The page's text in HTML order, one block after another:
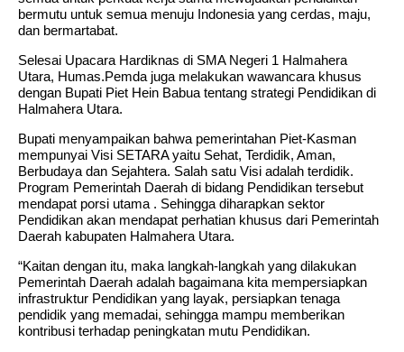
bermutu untuk semua menuju Indonesia yang cerdas, maju,
dan bermartabat.
Selesai Upacara Hardiknas di SMA Negeri 1 Halmahera
Utara, Humas.Pemda juga melakukan wawancara khusus
dengan Bupati Piet Hein Babua tentang strategi Pendidikan di
Halmahera Utara.
Bupati menyampaikan bahwa pemerintahan Piet-Kasman
mempunyai Visi SETARA yaitu Sehat, Terdidik, Aman,
Berbudaya dan Sejahtera. Salah satu Visi adalah terdidik.
Program Pemerintah Daerah di bidang Pendidikan tersebut
mendapat porsi utama . Sehingga diharapkan sektor
Pendidikan akan mendapat perhatian khusus dari Pemerintah
Daerah kabupaten Halmahera Utara.
“Kaitan dengan itu, maka langkah-langkah yang dilakukan
Pemerintah Daerah adalah bagaimana kita mempersiapkan
infrastruktur Pendidikan yang layak, persiapkan tenaga
pendidik yang memadai, sehingga mampu memberikan
kontribusi terhadap peningkatan mutu Pendidikan.